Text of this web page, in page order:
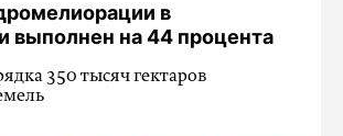
в
выполнен на 44 процента
350 тысяч гектаров